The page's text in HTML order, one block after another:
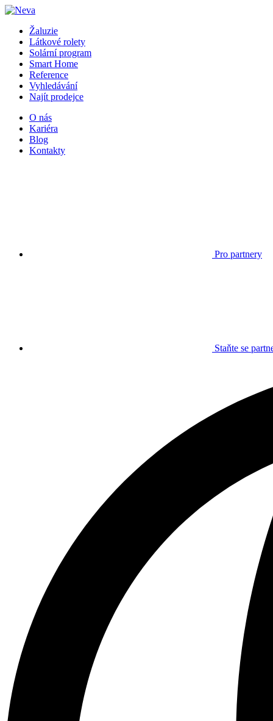
Žaluzie
Látkové rolety
Solární program
Smart Home
Reference
Vyhledávání
Najít prodejce
O nás
Kariéra
Blog
Kontakty
Pro partnery
Staňte se